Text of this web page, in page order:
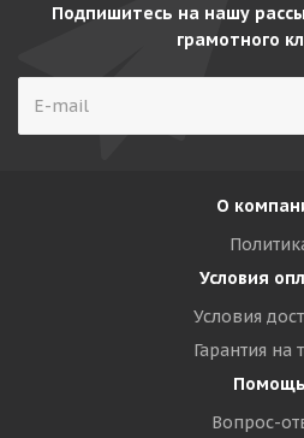
Подпишитесь на нашу
грамотного
О
Условия
Условия
Гарантия на
Помощь
Вопрос-